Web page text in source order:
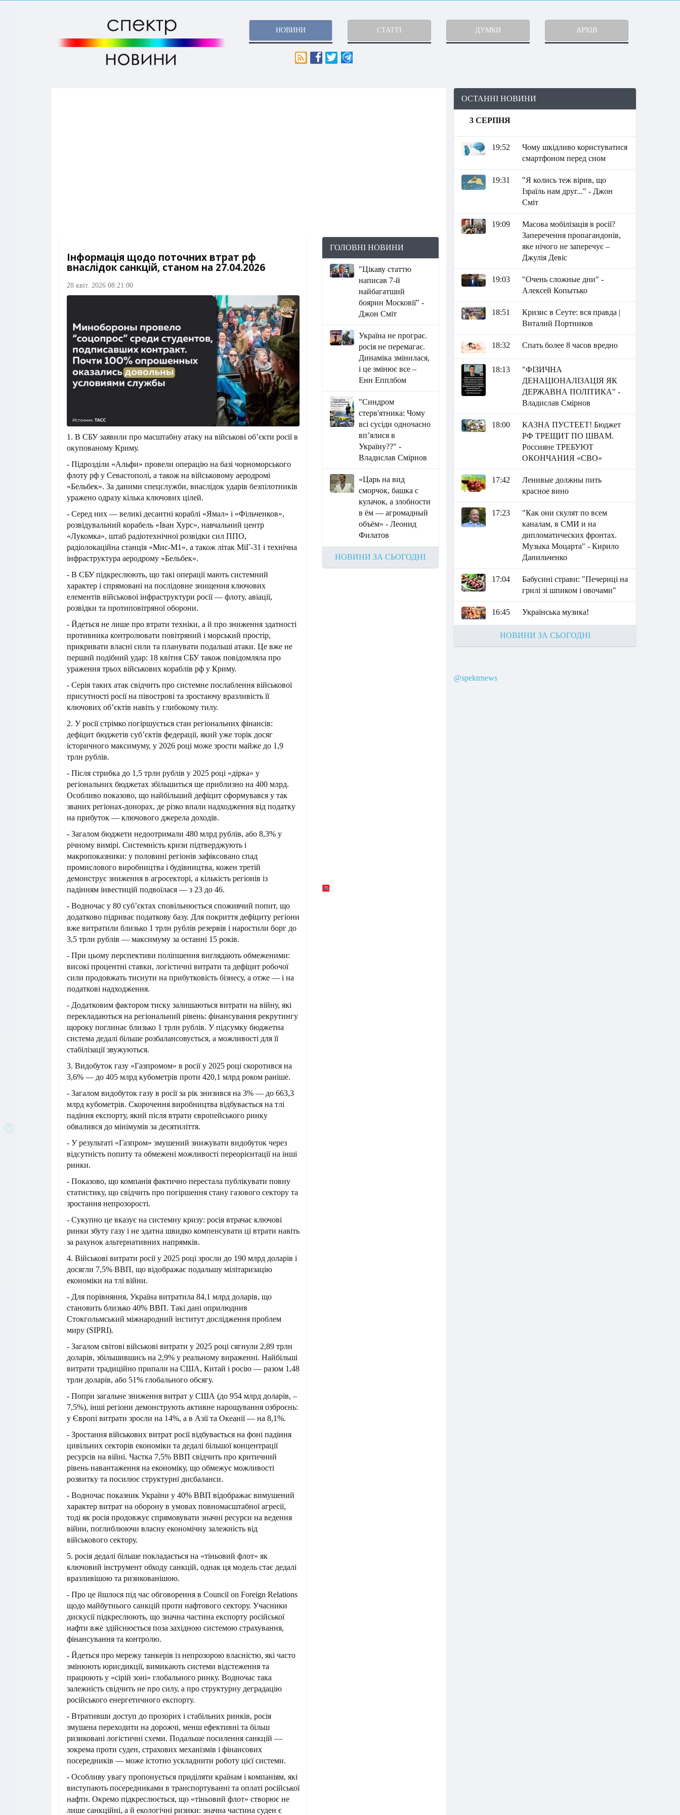
НОВИНИ СТАТТІ ДУМКИ АРХІВ
Інформація щодо поточних втрат рф
внаслідок санкцій, станом на 27.04.2026​
28 квіт. 2026 08:21:00
1. В СБУ заявили про масштабну атаку на військові об’єкти росії в
окупованому Криму.
- Підрозділи «Альфи» провели операцію на базі чорноморського
флоту рф у Севастополі, а також на військовому аеродромі
«Бельбек». За даними спецслужби, внаслідок ударів безпілотників
уражено одразу кілька ключових цілей.
- Серед них — великі десантні кораблі «Ямал» і «Фільченков»,
розвідувальний корабель «Іван Хурс», навчальний центр
«Лукомка», штаб радіотехнічної розвідки сил ППО,
радіолокаційна станція «Мис-М1», а також літак МіГ-31 і технічна
інфраструктура аеродрому «Бельбек».
- В СБУ підкреслюють, що такі операції мають системний
характер і спрямовані на послідовне знищення ключових
елементів військової інфраструктури росії — флоту, авіації,
розвідки та протиповітряної оборони.
- Йдеться не лише про втрати техніки, а й про зниження здатності
противника контролювати повітряний і морський простір,
прикривати власні сили та планувати подальші атаки. Це вже не
перший подібний удар: 18 квітня СБУ також повідомляла про
ураження трьох військових кораблів рф у Криму.
- Серія таких атак свідчить про системне послаблення військової
присутності росії на півострові та зростаючу вразливість її
ключових об’єктів навіть у глибокому тилу.
2. У росії стрімко погіршується стан регіональних фінансів:
дефіцит бюджетів суб’єктів федерації, який уже торік досяг
історичного максимуму, у 2026 році може зрости майже до 1,9
трлн рублів.
- Після стрибка до 1,5 трлн рублів у 2025 році «дірка» у
регіональних бюджетах збільшиться ще приблизно на 400 млрд.
Особливо показово, що найбільший дефіцит сформувався у так
званих регіонах-донорах, де різко впали надходження від податку
на прибуток — ключового джерела доходів.
- Загалом бюджети недоотримали 480 млрд рублів, або 8,3% у
річному вимірі. Системність кризи підтверджують і
макропоказники: у половині регіонів зафіксовано спад
промислового виробництва і будівництва, кожен третій
демонструє зниження в агросекторі, а кількість регіонів із
падінням інвестицій подвоїлася — з 23 до 46.
- Водночас у 80 суб’єктах сповільнюється споживчий попит, що
додатково підриває податкову базу. Для покриття дефіциту регіони
вже витратили близько 1 трлн рублів резервів і наростили борг до
3,5 трлн рублів — максимуму за останні 15 років.
- При цьому перспективи поліпшення виглядають обмеженими:
високі процентні ставки, логістичні витрати та дефіцит робочої
сили продовжать тиснути на прибутковість бізнесу, а отже — і на
податкові надходження.
- Додатковим фактором тиску залишаються витрати на війну, які
перекладаються на регіональний рівень: фінансування рекрутингу
щороку поглинає близько 1 трлн рублів. У підсумку бюджетна
система дедалі більше розбалансовується, а можливості для її
стабілізації звужуються.
3. Видобуток газу «Газпромом» в росії у 2025 році скоротився на
3,6% — до 405 млрд кубометрів проти 420,1 млрд роком раніше.
- Загалом видобуток газу в росії за рік знизився на 3% — до 663,3
млрд кубометрів. Скорочення виробництва відбувається на тлі
падіння експорту, який після втрати європейського ринку
обвалився до мінімумів за десятиліття.
- У результаті «Газпром» змушений знижувати видобуток через
відсутність попиту та обмежені можливості переорієнтації на інші
ринки.
- Показово, що компанія фактично перестала публікувати повну
статистику, що свідчить про погіршення стану газового сектору та
зростання непрозорості.
- Сукупно це вказує на системну кризу: росія втрачає ключові
ринки збуту газу і не здатна швидко компенсувати ці втрати навіть
за рахунок альтернативних напрямків.
4. Військові витрати росії у 2025 році зросли до 190 млрд доларів і
досягли 7,5% ВВП, що відображає подальшу мілітаризацію
економіки на тлі війни.
- Для порівняння, Україна витратила 84,1 млрд доларів, що
становить близько 40% ВВП. Такі дані оприлюднив
Стокгольмський міжнародний інститут дослідження проблем
миру (SIPRI).
- Загалом світові військові витрати у 2025 році сягнули 2,89 трлн
доларів, збільшившись на 2,9% у реальному вираженні. Найбільші
витрати традиційно припали на США, Китай і росію — разом 1,48
трлн доларів, або 51% глобального обсягу.
- Попри загальне зниження витрат у США (до 954 млрд доларів, –
7,5%), інші регіони демонструють активне нарощування озброєнь:
у Європі витрати зросли на 14%, а в Азії та Океанії — на 8,1%.
- Зростання військових витрат росії відбувається на фоні падіння
цивільних секторів економіки та дедалі більшої концентрації
ресурсів на війні. Частка 7,5% ВВП свідчить про критичний
рівень навантаження на економіку, що обмежує можливості
розвитку та посилює структурні дисбаланси.
- Водночас показник України у 40% ВВП відображає вимушений
характер витрат на оборону в умовах повномасштабної агресії,
тоді як росія продовжує спрямовувати значні ресурси на ведення
війни, поглиблюючи власну економічну залежність від
військового сектору.
5. росія дедалі більше покладається на «тіньовий флот» як
ключовий інструмент обходу санкцій, однак ця модель стає дедалі
вразливішою та ризикованішою.
- Про це йшлося під час обговорення в Council on Foreign Relations
щодо майбутнього санкцій проти нафтового сектору. Учасники
дискусії підкреслюють, що значна частина експорту російської
нафти вже здійснюється поза західною системою страхування,
фінансування та контролю.
- Йдеться про мережу танкерів із непрозорою власністю, які часто
змінюють юрисдикції, вимикають системи відстеження та
працюють у «сірій зоні» глобального ринку. Водночас така
залежність свідчить не про силу, а про структурну деградацію
російського енергетичного експорту.
- Втративши доступ до прозорих і стабільних ринків, росія
змушена переходити на дорожчі, менш ефективні та більш
ризиковані логістичні схеми. Подальше посилення санкцій —
зокрема проти суден, страхових механізмів і фінансових
посередників — може істотно ускладнити роботу цієї системи.
- Особливу увагу пропонується приділяти країнам і компаніям, які
виступають посередниками в транспортуванні та оплаті російської
нафти. Окремо підкреслюється, що «тіньовий флот» створює не
лише санкційні, а й екологічні ризики: значна частина суден є
ГОЛОВНІ НОВИНИ
"Цікаву статтю
написав 7-й
найбагатший
боярин Московії" -
Джон Сміт
Україна не програє.
росія не перемагає.
Динаміка змінилася,
і це змінює все –
Енн Епплбом
"Синдром
стерв'ятника: Чому
всі сусіди одночасно
вп’ялися в
Україну??" -
Владислав Смірнов
«Царь на вид
сморчок, башка с
кулачок, а злобности
в ём — агромадный
объём» - Леонид
Филатов
НОВИНИ ЗА СЬОГОДНІ
ОСТАННІ НОВИНИ
3 СЕРПНЯ
19:52
Чому шкідливо користуватися
смартфоном перед сном
19:31
"Я колись теж вірив, що
Ізраїль нам друг..." - Джон
Сміт
19:09
Масова мобілізація в росії?
Заперечення пропагандонів,
яке нічого не заперечує –
Джулія Девіс
19:03
"Очень сложные дни" -
Алексей Копытько
18:51
Кризис в Сеуте: вся правда |
Виталий Портников
18:32 Спать более 8 часов вредно
18:13
"ФІЗИЧНА
ДЕНАЦІОНАЛІЗАЦІЯ ЯК
ДЕРЖАВНА ПОЛІТИКА" -
Владислав Смірнов
18:00
КАЗНА ПУСТЕЕТ! Бюджет
РФ ТРЕЩИТ ПО ШВАМ.
Россияне ТРЕБУЮТ
ОКОНЧАНИЯ «СВО»
17:42
Ленивые должны пить
красное вино
17:23
"Как они скулят по всем
каналам, в СМИ и на
дипломатических фронтах.
Музыка Моцарта" - Кирило
Данильченко
17:04
Бабусині страви: "Печериці на
грилі зі шпиком і овочами"
16:45 Українська музика!
НОВИНИ ЗА СЬОГОДНІ
@spektrnews